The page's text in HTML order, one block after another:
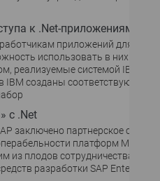
к .Net-приложениям
приложений для
использовать в них
реализуемые системой IBM
IBM созданы соответствующий
с .Net
заключено партнерское
платформ
из плодов сотрудничества
разработки SAP Enterprise